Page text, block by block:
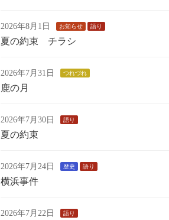
2026年8月1日 お知らせ 語り
夏の約束 チラシ
2026年7月31日 つれづれ
鹿の月
2026年7月30日 語り
夏の約束
2026年7月24日 歴史 語り
横浜事件
2026年7月22日 語り